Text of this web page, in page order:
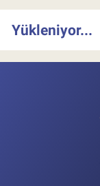
Yükleniyor...